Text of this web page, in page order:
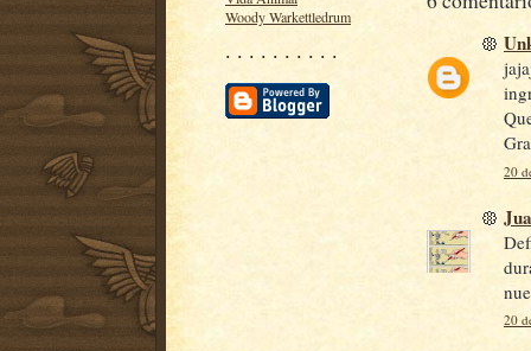
Woody Warkettledrum
· · · · · · · · · ·
20
20